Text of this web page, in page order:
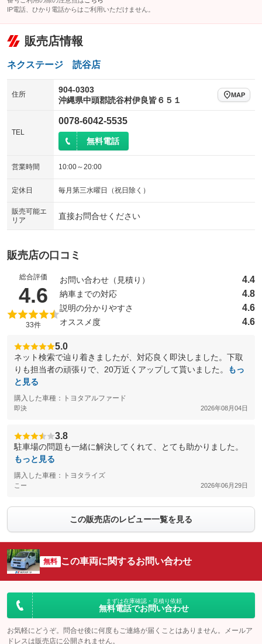
IP電話、ひかり電話からはご利用いただけません。
販売店情報
ネクステージ 読谷店
住所
904-0303
沖縄県中頭郡読谷村伊良皆６５１
MAP
TEL
0078-6042-5535
無料電話
営業時間 10:00～20:00
定休日 毎月第三水曜日（祝日除く）
販売可能エ
リア
直接お問合せください
販売店の口コミ
総合評価
4.6 （5点満点中）
33件
お問い合わせ（見積り） 4.4
納車までの対応 4.8
説明の分かりやすさ 4.6
オススメ度 4.6
5.0
ネット検索で辿り着きましたが、対応良く即決しました。下取
りも担当者の頑張りで、20万近くアップして貰いました。
もっ
と見る
購入した車種：トヨタアルファード
即決 2026年08月04日
3.8
駐車場の問題も一緒に解決してくれて、とても助かりました。
もっと見る
購入した車種：トヨタライズ
こー 2026年06月29日
この販売店のレビュー一覧を見る
無料 この車両に関するお問い合わせ
まずは在庫確認・見積り依頼
無料電話でお問い合わせ
お気軽にどうぞ。問合せ後に何度もご連絡が届くことはありません。メールア
ドレスは販売店に公開されません。